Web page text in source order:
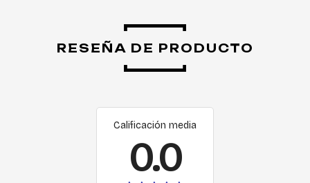
RESEÑA DE PRODUCTO
Calificación media
0.0